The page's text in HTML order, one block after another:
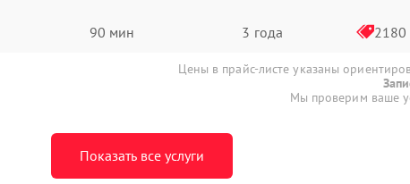
90 мин 3 года 2180
Цены в прайс-листе указаны
Мы проверим ваше
Показать все услуги